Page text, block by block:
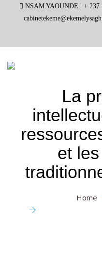
NSAM YAOUNDE | + 237
La
et
Home